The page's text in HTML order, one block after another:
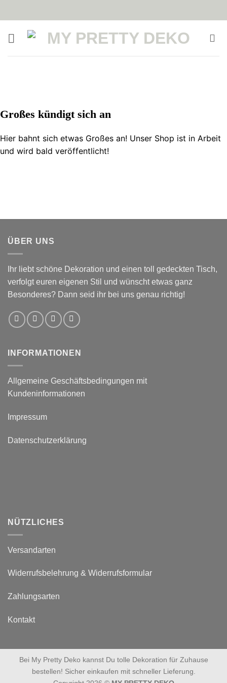
Inhalt
springen
Großes kündigt sich an
Hier bahnt sich etwas Großes an! Unser Shop ist in Arbeit
und wird bald veröffentlicht!
ÜBER UNS
Ihr liebt schöne Dekoration und einen toll gedeckten Tisch,
verfolgt euren eigenen Stil und wünscht etwas ganz
Besonderes? Dann seid ihr bei uns genau richtig!
INFORMATIONEN
Allgemeine Geschäftsbedingungen mit
Kundeninformationen
Impressum
Datenschutzerklärung
NÜTZLICHES
Versandarten
Widerrufsbelehrung & Widerrufsformular
Zahlungsarten
Kontakt
Bei My Pretty Deko kannst Du tolle Dekoration für Zuhause
bestellen! Sicher einkaufen mit schneller Lieferung.